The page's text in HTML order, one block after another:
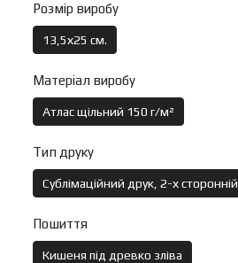
Розмір виробу
13,5х25 см.
Матеріал виробу
Атлас щільний 150 г/м²
Тип друку
Сублімаційний друк, 2-х сторонній
Пошиття
Кишеня під древко зліва